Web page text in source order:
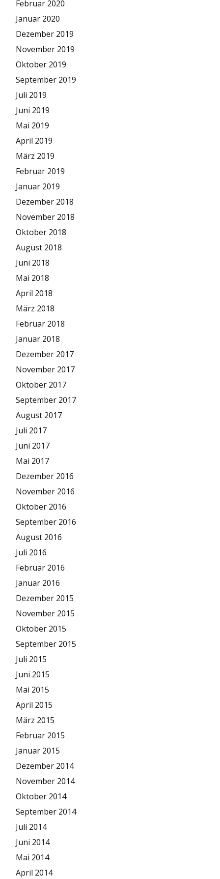
Februar 2020
Januar 2020
Dezember 2019
November 2019
Oktober 2019
September 2019
Juli 2019
Juni 2019
Mai 2019
April 2019
März 2019
Februar 2019
Januar 2019
Dezember 2018
November 2018
Oktober 2018
August 2018
Juni 2018
Mai 2018
April 2018
März 2018
Februar 2018
Januar 2018
Dezember 2017
November 2017
Oktober 2017
September 2017
August 2017
Juli 2017
Juni 2017
Mai 2017
Dezember 2016
November 2016
Oktober 2016
September 2016
August 2016
Juli 2016
Februar 2016
Januar 2016
Dezember 2015
November 2015
Oktober 2015
September 2015
Juli 2015
Juni 2015
Mai 2015
April 2015
März 2015
Februar 2015
Januar 2015
Dezember 2014
November 2014
Oktober 2014
September 2014
Juli 2014
Juni 2014
Mai 2014
April 2014